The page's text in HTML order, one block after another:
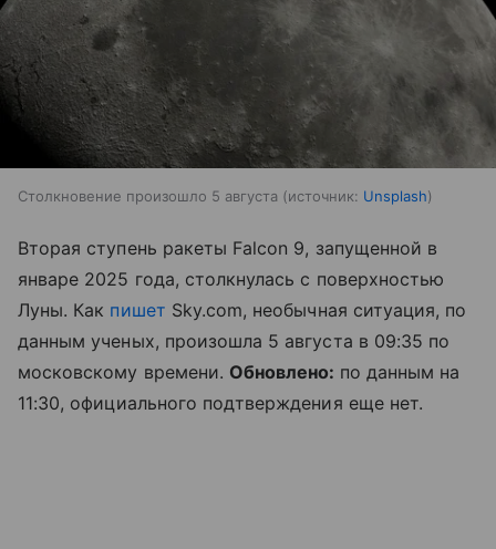
Столкновение произошло 5 августа источник: Unsplash
Вторая ступень ракеты Falcon 9, запущенной в
январе 2025 года, столкнулась с поверхностью
Луны. Как пишет Sky.com, необычная ситуация, по
данным ученых, произошла 5 августа в 09:35 по
московскому времени. Обновлено: по данным на
11:30, официального подтверждения еще нет.